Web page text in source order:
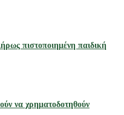
πιστοποιημένη παιδική
να χρηματοδοτηθούν